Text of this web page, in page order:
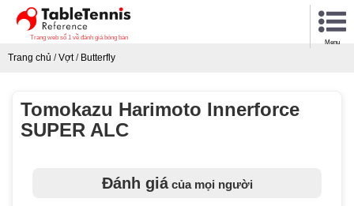
Trang web số 1 về đánh giá bóng bàn
Menu
Trang chủ /Vợt/ Butterfly
Tomokazu Harimoto Innerforce
SUPER ALC
Đánh giácủa mọi người